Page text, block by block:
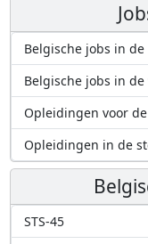
Belgische jobs in
Belgische jobs in
Opleidingen voor
Opleidingen in de
STS-45